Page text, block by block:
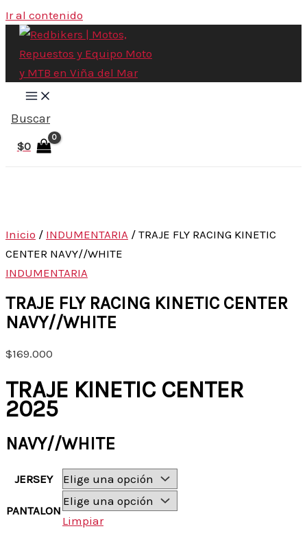
Ir al contenido
Buscar
$0
Inicio / INDUMENTARIA / TRAJE FLY RACING KINETIC
CENTER NAVY//WHITE
INDUMENTARIA
TRAJE FLY RACING KINETIC CENTER
NAVY//WHITE
$169.000
TRAJE KINETIC CENTER
2025
NAVY//WHITE
JERSEY
PANTALON
Limpiar